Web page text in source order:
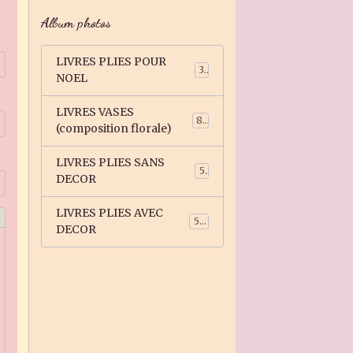
Album photos
LIVRES PLIES POUR
NOEL
3
LIVRES VASES
(composition florale)
81
LIVRES PLIES SANS
DECOR
5
LIVRES PLIES AVEC
DECOR
59